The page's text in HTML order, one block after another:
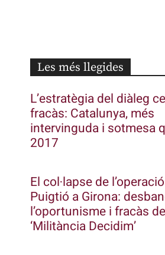
Les més llegides
L’estratègia del diàleg
fracàs: Catalunya, més
intervinguda i sotmesa
2017
El col·lapse de
Puigtió a Girona:
l’oportunisme i fracàs de
‘Militància Decidim’